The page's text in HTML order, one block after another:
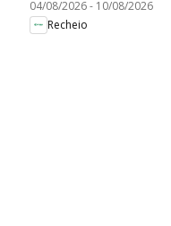
04/08/2026- 10/08/2026
Recheio